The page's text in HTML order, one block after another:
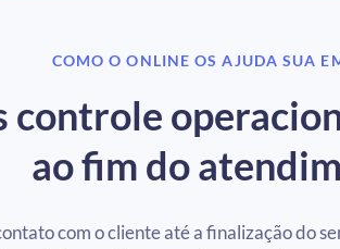
COMO O ONLINE OS AJUDA SUA
controle
ao fim do
com o cliente até a finalização do